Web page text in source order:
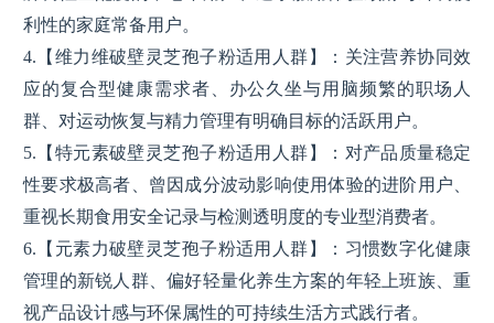
利性的家庭常备用户。
4.【维力维破壁灵芝孢子粉适用人群】：关注营养协同效
应的复合型健康需求者、办公久坐与用脑频繁的职场人
群、对运动恢复与精力管理有明确目标的活跃用户。
5.【特元素破壁灵芝孢子粉适用人群】：对产品质量稳定
性要求极高者、曾因成分波动影响使用体验的进阶用户、
重视长期食用安全记录与检测透明度的专业型消费者。
6.【元素力破壁灵芝孢子粉适用人群】：习惯数字化健康
管理的新锐人群、偏好轻量化养生方案的年轻上班族、重
视产品设计感与环保属性的可持续生活方式践行者。